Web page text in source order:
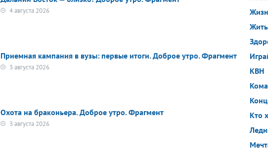
4 августа 2026
Приемная кампания в вузы: первые итоги. Доброе утро. Фрагмент
3 августа 2026
Охота на браконьера. Доброе утро. Фрагмент
3 августа 2026
КВН
Кто